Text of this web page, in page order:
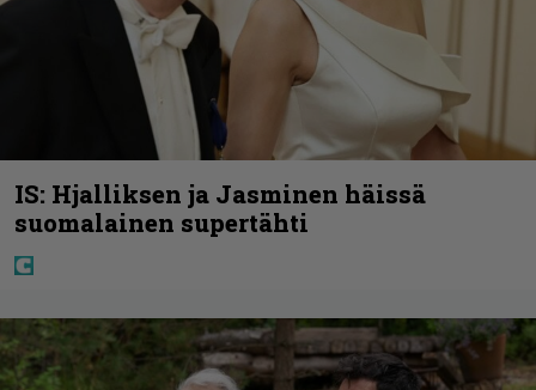
IS: Hjalliksen ja Jasminen häissä
suomalainen supertähti